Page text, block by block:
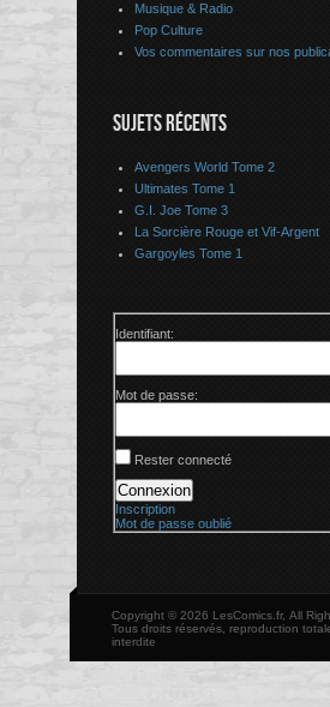
Musique & Radio
Pop Culture
Vos commentaires sur nos
SUJETS RÉCENTS
Avengers World Tome 2
Ultimates Tome 1
G.I. Joe Tome 3
La Sorcière Rouge et Vif-Argent
Gargoyles Tome 1
Identifiant:
Mot de passe:
Rester connecté
Connexion
Inscription
Mot de passe oublié
Copyright © 2026 LesComics.fr, All
Tous droits réservés, reproduction
interdite